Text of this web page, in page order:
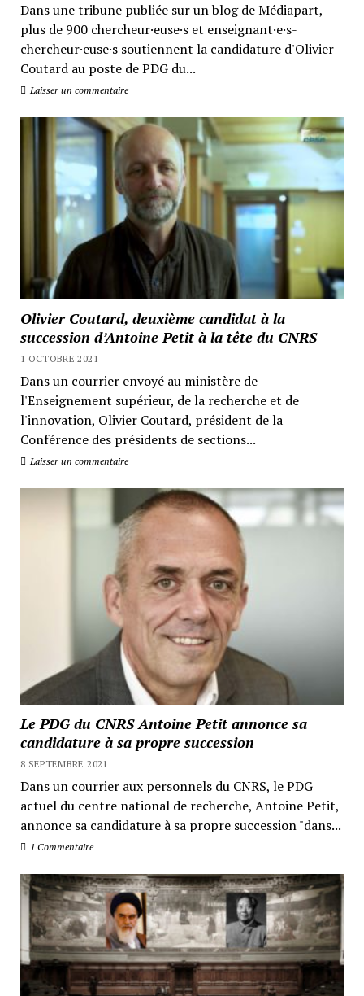
Dans une tribune publiée sur un blog de Médiapart,
plus de 900 chercheur·euse·s et enseignant·e·s-
chercheur·euse·s soutiennent la candidature d'Olivier
Coutard au poste de PDG du...
Laisser un commentaire
Olivier Coutard, deuxième candidat à la
succession d’Antoine Petit à la tête du CNRS
1 OCTOBRE 2021
Dans un courrier envoyé au ministère de
l'Enseignement supérieur, de la recherche et de
l'innovation, Olivier Coutard, président de la
Conférence des présidents de sections...
Laisser un commentaire
Le PDG du CNRS Antoine Petit annonce sa
candidature à sa propre succession
8 SEPTEMBRE 2021
Dans un courrier aux personnels du CNRS, le PDG
actuel du centre national de recherche, Antoine Petit,
annonce sa candidature à sa propre succession "dans...
1 Commentaire